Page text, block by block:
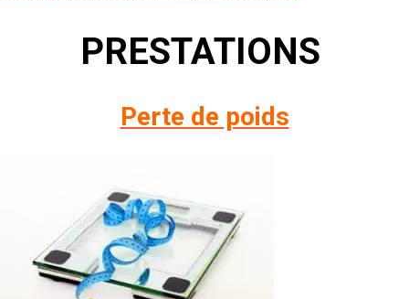
PRESTATIONS
Perte de poids